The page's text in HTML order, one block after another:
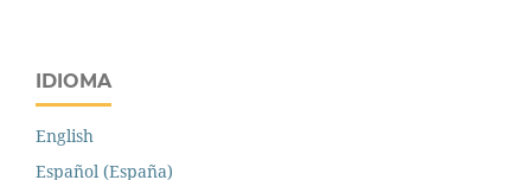
IDIOMA
English
Español (España)